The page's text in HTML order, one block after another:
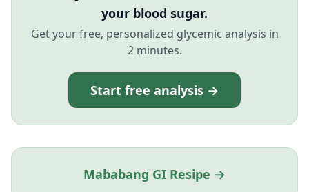
your blood sugar.
Get your free, personalized glycemic analysis in
2 minutes.
Start free analysis →
Mababang GI Resipe →